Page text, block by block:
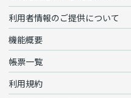
利用者情報のご提供について
機能概要
帳票一覧
利用規約